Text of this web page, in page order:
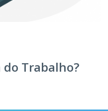
do Trabalho?